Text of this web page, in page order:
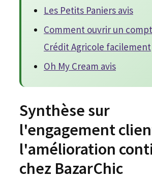
Les Petits Paniers avis
Comment ouvrir un
Crédit Agricole facilement
Oh My Cream avis
Synthèse sur
l'engagement
l'amélioration
chez BazarChic